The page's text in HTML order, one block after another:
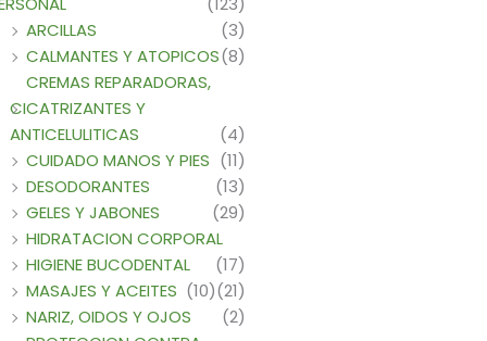
ARCILLAS
(3)
CALMANTES Y ATOPICOS(8)
CREMAS REPARADORAS,
CICATRIZANTES Y
ANTICELULITICAS
(4)
CUIDADO MANOS Y PIES (11)
DESODORANTES
(13)
GELES Y JABONES
(29)
HIDRATACION CORPORAL
(17)
HIGIENE BUCODENTAL
(21)
MASAJES Y ACEITES (10)
NARIZ, OIDOS Y OJOS
(2)